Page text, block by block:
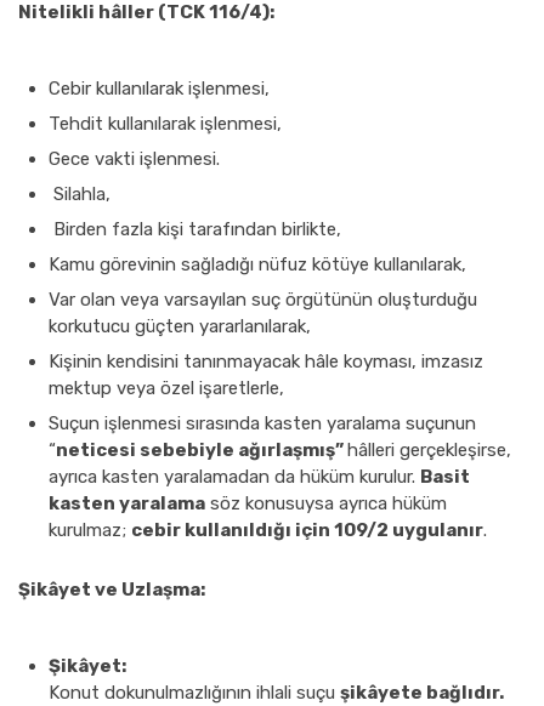
Nitelikli hâller (TCK 116/4):
Cebir kullanılarak işlenmesi,
Tehdit kullanılarak işlenmesi,
Gece vakti işlenmesi.
Silahla,
Birden fazla kişi tarafından birlikte,
Kamu görevinin sağladığı nüfuz kötüye kullanılarak,
Var olan veya varsayılan suç örgütünün oluşturduğu
korkutucu güçten yararlanılarak,
Kişinin kendisini tanınmayacak hâle koyması, imzasız
mektup veya özel işaretlerle,
Suçun işlenmesi sırasında kasten yaralama suçunun
“neticesi sebebiyle ağırlaşmış” hâlleri gerçekleşirse,
ayrıca kasten yaralamadan da hüküm kurulur. Basit
kasten yaralama söz konusuysa ayrıca hüküm
kurulmaz; cebir kullanıldığı için 109/2 uygulanır.
Şikâyet ve Uzlaşma:
Şikâyet:
Konut dokunulmazlığının ihlali suçu şikâyete bağlıdır.